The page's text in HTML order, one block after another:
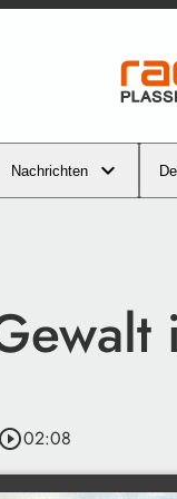
Nachrichten
play_circle_outline02:08